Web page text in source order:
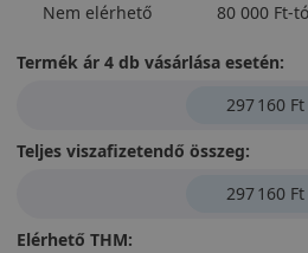
Nem elérhető
80 000 Ft-
Termék ár 4 db vásárlása esetén:
297 160 Ft
Teljes viszafizetendő összeg:
297 160 Ft
Elérhető THM: